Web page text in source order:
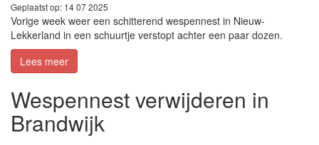
Geplaatst op: 14 07 2025
Vorige week weer een schitterend wespennest in Nieuw-
Lekkerland in een schuurtje verstopt achter een paar dozen.
Lees meer
Wespennest verwijderen in
Brandwijk